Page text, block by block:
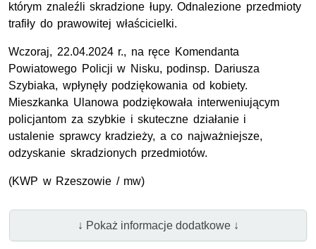
którym znaleźli skradzione łupy. Odnalezione przedmioty
trafiły do prawowitej właścicielki.
Wczoraj, 22.04.2024 r., na ręce Komendanta
Powiatowego Policji w Nisku, podinsp. Dariusza
Szybiaka, wpłynęły podziękowania od kobiety.
Mieszkanka Ulanowa podziękowała interweniującym
policjantom za szybkie i skuteczne działanie i
ustalenie sprawcy kradzieży, a co najważniejsze,
odzyskanie skradzionych przedmiotów.
(KWP w Rzeszowie / mw)
↓ Pokaż informacje dodatkowe ↓